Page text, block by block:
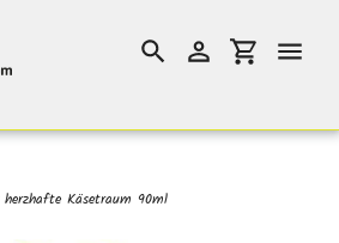
SuchenEinloggen
herzhafte Käsetraum 90ml